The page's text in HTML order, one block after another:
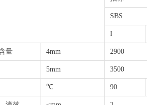
SBS
I
量 4mm 2900
5mm 3500
℃ 90